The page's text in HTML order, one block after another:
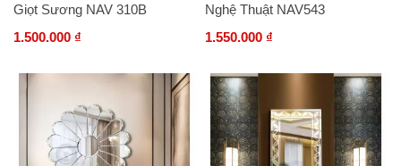
Giọt Sương NAV 310B
1.500.000 ₫
Nghệ Thuật NAV543
1.550.000 ₫